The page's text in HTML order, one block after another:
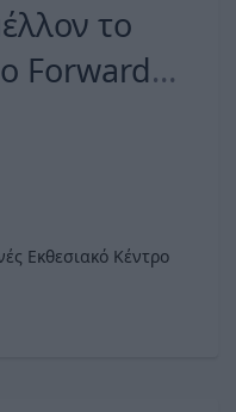
το
Forward
Εκθεσιακό Κέντρο